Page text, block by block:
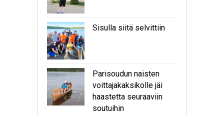
Sisulla siitä selvittiin
Parisoudun naisten
voittajakaksikolle jäi
haastetta seuraaviin
soutuihin